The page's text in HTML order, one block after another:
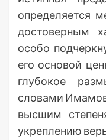
определяется
достоверным
особо
его основой
глубокое
словами
высшим
укреплению